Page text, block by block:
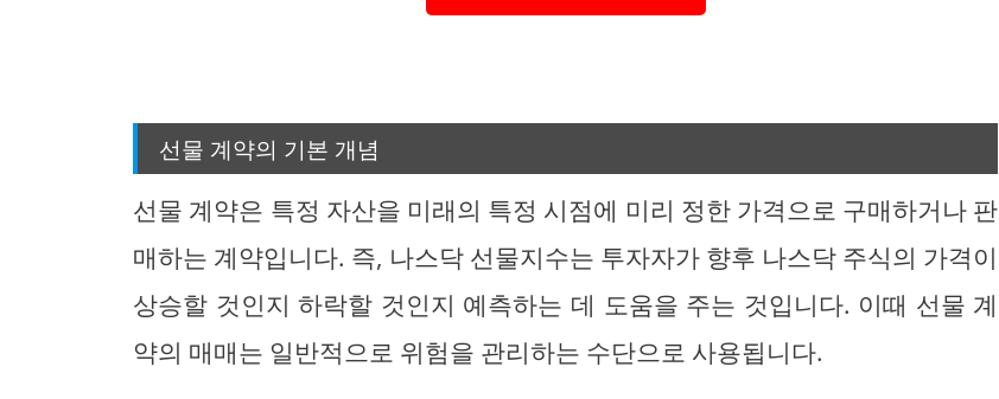
선물 계약의 기본 개념
선물 계약은 특정 자산을 미래의 특정 시점에 미리 정한 가격으로 구매하거나 판
매하는 계약입니다. 즉, 나스닥 선물지수는 투자자가 향후 나스닥 주식의 가격이
상승할 것인지 하락할 것인지 예측하는 데 도움을 주는 것입니다. 이때 선물 계
약의 매매는 일반적으로 위험을 관리하는 수단으로 사용됩니다.